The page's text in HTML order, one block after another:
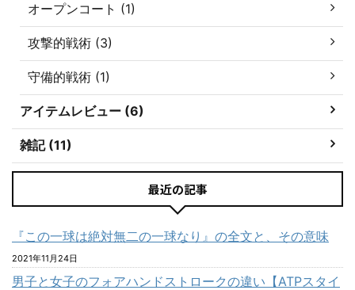
オープンコート (1)
攻撃的戦術 (3)
守備的戦術 (1)
アイテムレビュー (6)
雑記 (11)
最近の記事
『この一球は絶対無二の一球なり』の全文と、その意味
2021年11月24日
男子と女子のフォアハンドストロークの違い【ATPスタイ